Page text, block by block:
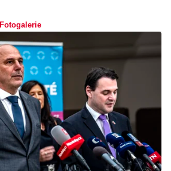
Fotogalerie